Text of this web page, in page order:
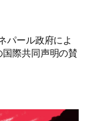
パール政府によ
際共同声明の賛